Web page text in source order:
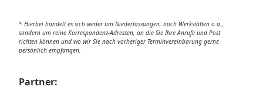
* Hierbei handelt es sich weder um Niederlassungen, noch Werkstätten o.ä.,
sondern um reine Korrespondenz-Adressen, an die Sie Ihre Anrufe und Post
richten können und wo wir Sie nach vorheriger Terminvereinbarung gerne
persönlich empfangen.
Partner: